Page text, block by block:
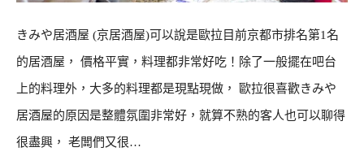
きみや居酒屋 (京居酒屋)可以說是歐拉目前京都市排名第1名
的居酒屋， 價格平實，料理都非常好吃！除了一般擺在吧台
上的料理外，大多的料理都是現點現做， 歐拉很喜歡きみや
居酒屋的原因是整體氛圍非常好，就算不熟的客人也可以聊得
很盡興， 老闆們又很…